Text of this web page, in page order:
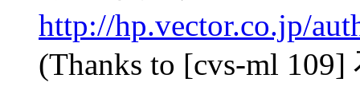
http://hp.vector.co.jp/
(Thanks to [cvs-ml